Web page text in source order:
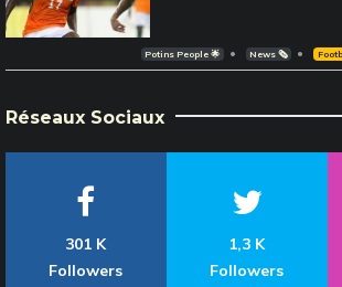
Potins People 🌟 News 🗞️
Réseaux Sociaux
301 K
Followers
1,3 K
Followers